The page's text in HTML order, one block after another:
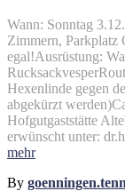
Wann: Sonntag
Zimmern, Parkplatz
egal!Ausrüstung:
Hexenlinde gegen
abgekürzt
Hofgutgaststätte
erwünscht unter:
mehr
By